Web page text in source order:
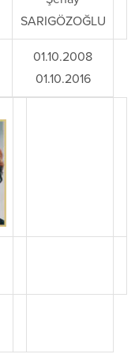
SARIGÖZOĞLU
01.10.2008
01.10.2016